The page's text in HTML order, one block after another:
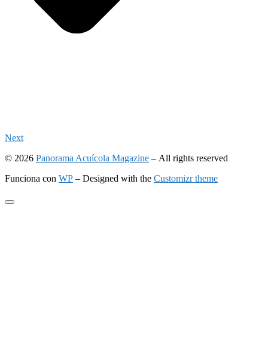
Next
© 2026 Panorama Acuícola Magazine – All rights reserved
Funciona con WP – Designed with the Customizr theme